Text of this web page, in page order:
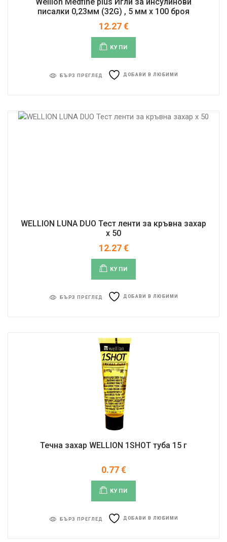
Wellion Medfine plus Игли за инсулинови
писалки 0,23мм (32G) , 5 мм x 100 броя
12.27€
КУПИ
БЪРЗ ПРЕГЛЕД ДОБАВИ В ЛЮБИМИ
WELLION LUNA DUO Тест ленти за кръвна захар
x 50
12.27€
КУПИ
БЪРЗ ПРЕГЛЕД ДОБАВИ В ЛЮБИМИ
Течна захар WELLION 1SHOT туба 15 г
0.77€
КУПИ
БЪРЗ ПРЕГЛЕД ДОБАВИ В ЛЮБИМИ